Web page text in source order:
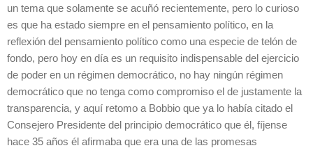
un tema que solamente se acuñó recientemente, pero lo curioso
es que ha estado siempre en el pensamiento político, en la
reflexión del pensamiento político como una especie de telón de
fondo, pero hoy en día es un requisito indispensable del ejercicio
de poder en un régimen democrático, no hay ningún régimen
democrático que no tenga como compromiso el de justamente la
transparencia, y aquí retomo a Bobbio que ya lo había citado el
Consejero Presidente del principio democrático que él, fíjense
hace 35 años él afirmaba que era una de las promesas